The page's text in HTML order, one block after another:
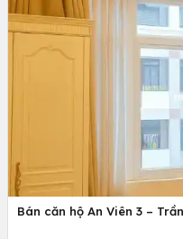
Bán căn hộ An Viên 3 –